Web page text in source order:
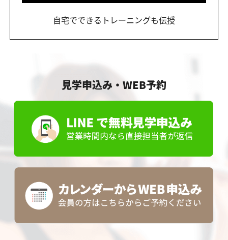
自宅でできるトレーニングも伝授
見学申込み・WEB予約